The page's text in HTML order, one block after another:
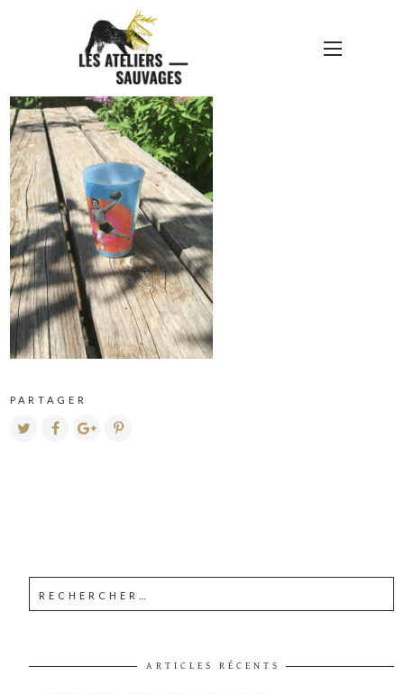
GOBELET2
PARTAGER
ARTICLES RÉCENTS